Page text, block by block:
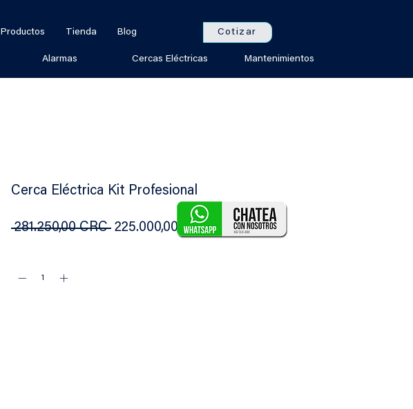
Productos Tienda Blog Cotizar
Alarmas Cercas Eléctricas Mantenimientos
Cerca Eléctrica Kit Profesional
281.250,00 CRC Precio
225.000,00 CRCPrecio